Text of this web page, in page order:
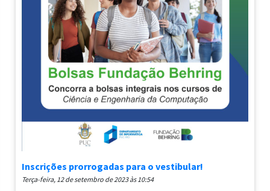
Inscrições prorrogadas para o vestibular!
terça-feira, 12 de setembro de 2023 às 10:54